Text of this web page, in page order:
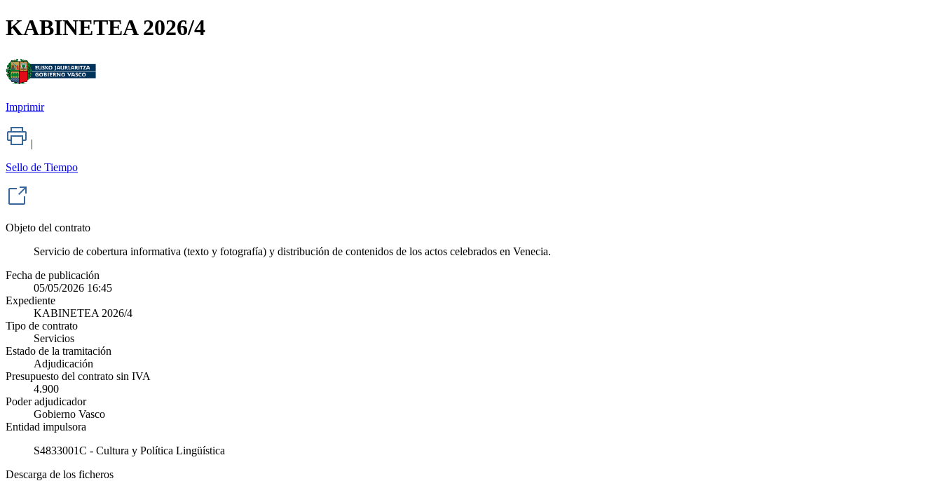
KABINETEA 2026/4
Imprimir
|
Sello de Tiempo
Objeto del contrato
Servicio de cobertura informativa (texto y fotografía) y distribución de contenidos de los actos celebrados en Venecia.
Fecha de publicación
05/05/2026 16:45
Expediente
KABINETEA 2026/4
Tipo de contrato
Servicios
Estado de la tramitación
Adjudicación
Presupuesto del contrato sin IVA
4.900
Poder adjudicador
Gobierno Vasco
Entidad impulsora
S4833001C - Cultura y Política Lingüística
Descarga de los ficheros